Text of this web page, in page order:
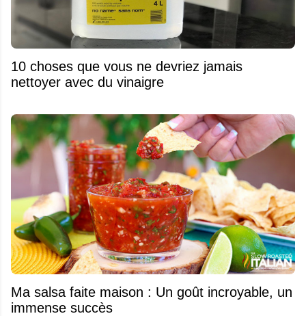
10 choses que vous ne devriez jamais
nettoyer avec du vinaigre
Ma salsa faite maison : Un goût incroyable, un
immense succès